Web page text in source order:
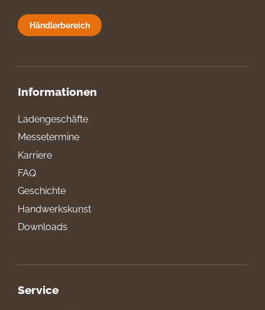
Händlerbereich
Informationen
Ladengeschäfte
Messetermine
Karriere
FAQ
Geschichte
Handwerkskunst
Downloads
Service